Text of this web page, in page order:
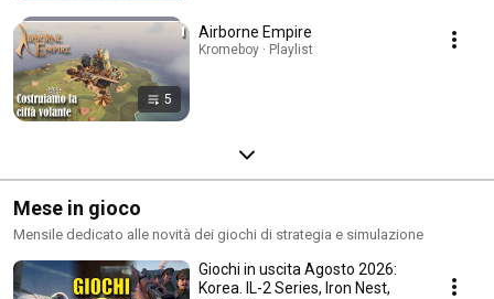
5
Airborne Empire
Kromeboy · Playlist
Mese in gioco
Mensile dedicato alle novità dei giochi di strategia e simulazione
Giochi in uscita Agosto 2026:
Korea. IL-2 Series, Iron Nest,